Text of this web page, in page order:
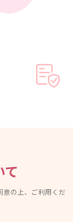
意の上、ご利用くだ